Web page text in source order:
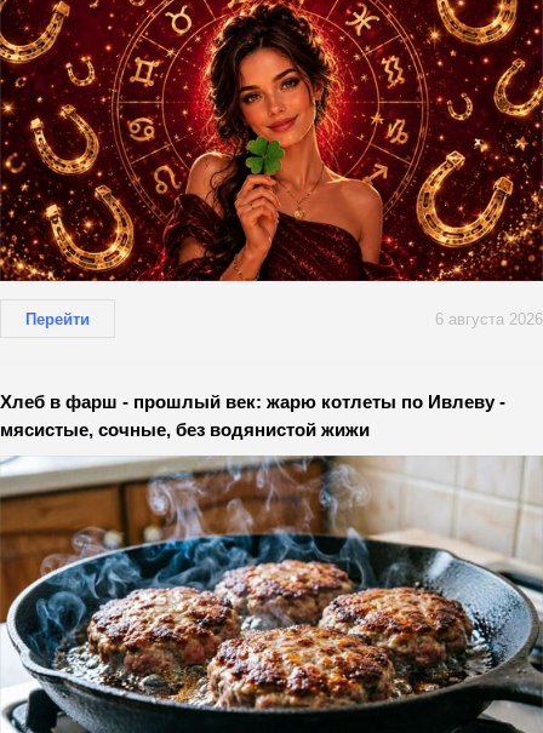
Перейти 6 августа 2026
Хлеб в фарш - прошлый век: жарю котлеты по Ивлеву -
мясистые, сочные, без водянистой жижи